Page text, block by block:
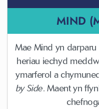
MIND
Mae Mind yn
heriau iechyd
ymarferol a
by Side. Maent yn